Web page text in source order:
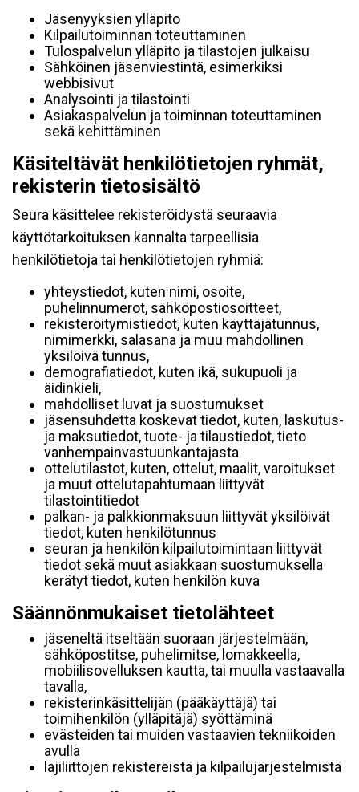
Jäsenyyksien ylläpito
Kilpailutoiminnan toteuttaminen
Tulospalvelun ylläpito ja tilastojen julkaisu
Sähköinen jäsenviestintä, esimerkiksi
webbisivut
Analysointi ja tilastointi
Asiakaspalvelun ja toiminnan toteuttaminen
sekä kehittäminen
Käsiteltävät henkilötietojen ryhmät,
rekisterin tietosisältö
Seura käsittelee rekisteröidystä seuraavia
käyttötarkoituksen kannalta tarpeellisia
henkilötietoja tai henkilötietojen ryhmiä:
yhteystiedot, kuten nimi, osoite,
puhelinnumerot, sähköpostiosoitteet,
rekisteröitymistiedot, kuten käyttäjätunnus,
nimimerkki, salasana ja muu mahdollinen
yksilöivä tunnus,
demografiatiedot, kuten ikä, sukupuoli ja
äidinkieli,
mahdolliset luvat ja suostumukset
jäsensuhdetta koskevat tiedot, kuten, laskutus-
ja maksutiedot, tuote- ja tilaustiedot, tieto
vanhempainvastuunkantajasta
ottelutilastot, kuten, ottelut, maalit, varoitukset
ja muut ottelutapahtumaan liittyvät
tilastointitiedot
palkan- ja palkkionmaksuun liittyvät yksilöivät
tiedot, kuten henkilötunnus
seuran ja henkilön kilpailutoimintaan liittyvät
tiedot sekä muut asiakkaan suostumuksella
kerätyt tiedot, kuten henkilön kuva
Säännönmukaiset tietolähteet
jäseneltä itseltään suoraan järjestelmään,
sähköpostitse, puhelimitse, lomakkeella,
mobiilisovelluksen kautta, tai muulla vastaavalla
tavalla,
rekisterinkäsittelijän (pääkäyttäjä) tai
toimihenkilön (ylläpitäjä) syöttäminä
evästeiden tai muiden vastaavien tekniikoiden
avulla
lajiliittojen rekistereistä ja kilpailujärjestelmistä